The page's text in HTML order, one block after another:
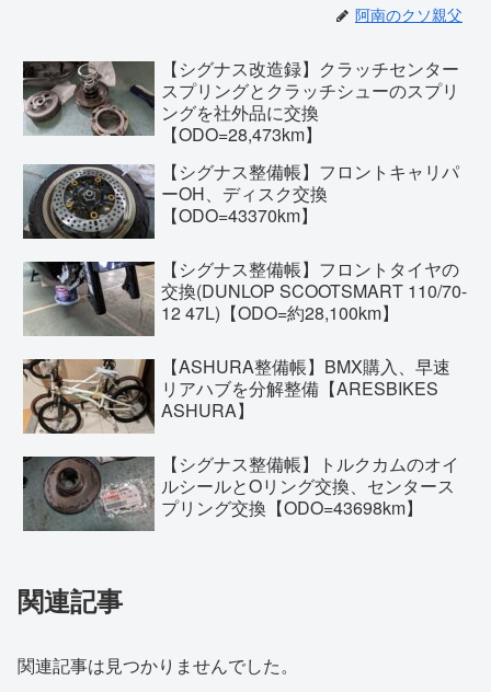
阿南のクソ親父
【シグナス改造録】クラッチセンター
スプリングとクラッチシューのスプリ
ングを社外品に交換
【ODO=28,473km】
【シグナス整備帳】フロントキャリパ
ーOH、ディスク交換
【ODO=43370km】
【シグナス整備帳】フロントタイヤの
交換(DUNLOP SCOOTSMART 110/70-
12 47L)【ODO=約28,100km】
【ASHURA整備帳】BMX購入、早速
リアハブを分解整備【ARESBIKES
ASHURA】
【シグナス整備帳】トルクカムのオイ
ルシールとOリング交換、センタース
プリング交換【ODO=43698km】
関連記事
関連記事は見つかりませんでした。